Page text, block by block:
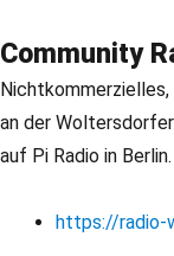
Community
Nichtkommerzielles,
an der
auf Pi Radio in Berlin.
https://radio-